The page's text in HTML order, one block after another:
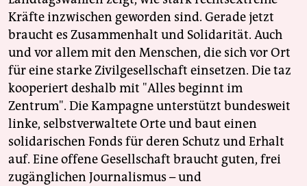
Kräfte inzwischen geworden sind. Gerade jetzt
braucht es Zusammenhalt und Solidarität. Auch
und vor allem mit den Menschen, die sich vor Ort
für eine starke Zivilgesellschaft einsetzen. Die taz
kooperiert deshalb mit "Alles beginnt im
Zentrum". Die Kampagne unterstützt bundesweit
linke, selbstverwaltete Orte und baut einen
solidarischen Fonds für deren Schutz und Erhalt
auf. Eine offene Gesellschaft braucht guten, frei
zugänglichen Journalismus – und